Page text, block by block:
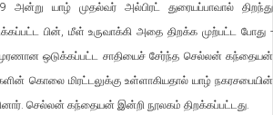
யாழ் முதல்வர் அல்பிரட் துரையப்பாவால் திறந்து
பின், மீள் உருவாக்கி அதை திறக்க முற்பட்ட போது -
ஒடுக்கப்பட்ட சாதியைச் சேர்ந்த செல்லன் கந்தையன்
கொலை மிரட்டலுக்கு உள்ளாகியதால் யாழ் நகரசபையின்
செல்லன் கந்தையன் இன்றி நூலகம் திறக்கப்பட்டது.